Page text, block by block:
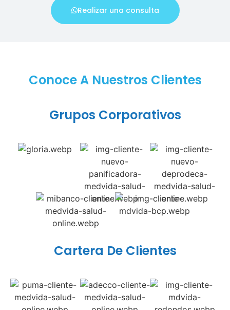
Realizar una consulta
Conoce A Nuestros Clientes
Grupos Corporativos
Cartera De Clientes